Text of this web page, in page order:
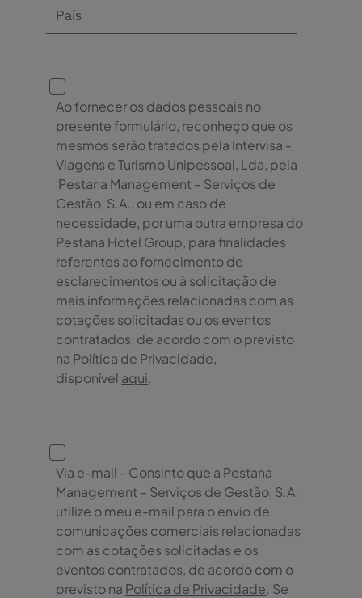
Ao fornecer os dados pessoais no
presente formulário, reconheço que os
mesmos serão tratados pela Intervisa -
Viagens e Turismo Unipessoal, Lda, pela
Pestana Management – Serviços de
Gestão, S.A., ou em caso de
necessidade, por uma outra empresa do
Pestana Hotel Group, para finalidades
referentes ao fornecimento de
esclarecimentos ou à solicitação de
mais informações relacionadas com as
cotações solicitadas ou os eventos
contratados, de acordo com o previsto
na Política de Privacidade,
disponível aqui.
Via e-mail - Consinto que a Pestana
Management – Serviços de Gestão, S.A.
utilize o meu e-mail para o envio de
comunicações comerciais relacionadas
com as cotações solicitadas e os
eventos contratados, de acordo com o
previsto na Política de Privacidade. Se